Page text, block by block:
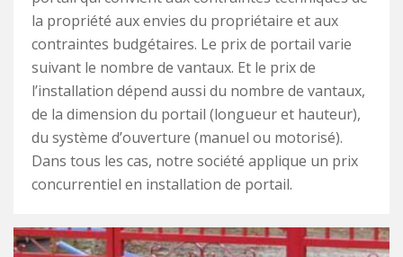
la propriété aux envies du propriétaire et aux
contraintes budgétaires. Le prix de portail varie
suivant le nombre de vantaux. Et le prix de
l’installation dépend aussi du nombre de vantaux,
de la dimension du portail (longueur et hauteur),
du système d’ouverture (manuel ou motorisé).
Dans tous les cas, notre société applique un prix
concurrentiel en installation de portail.